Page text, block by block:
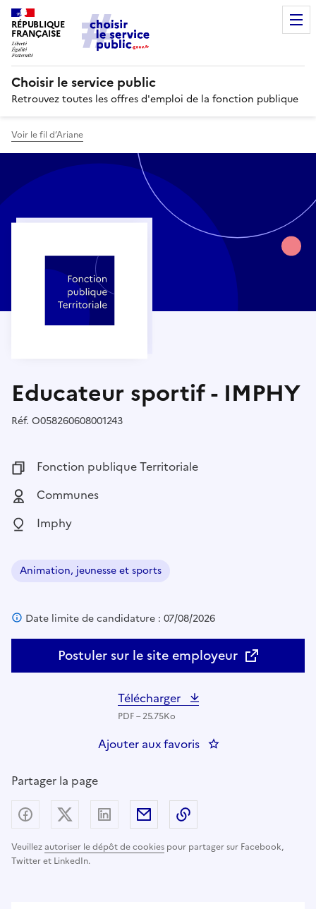
RÉPUBLIQUE
FRANÇAISE
Choisir le service public
Retrouvez toutes les offres d'emploi de la fonction publique
Voir le fil d’Ariane
Educateur sportif - IMPHY
Réf. Référence :
O058260608001243
Fonction publique :
Fonction publique Territoriale
Employeur :
Communes
Localisation :
Imphy
Domaine :
Animation, jeunesse et sports
Postuler sur le site employeur
Date limite de candidature : 07/08/2026
Télécharger
PDF – 25.75Ko
Ajouter aux favoris : Educateur sportif -
Partager la page
Veuillezautoriser le dépôt de cookies pour partager sur Facebook,
Twitter et LinkedIn.
Partager sur Facebook
Partager sur X (anciennement Twitter) -
Partager sur LinkedIn
Partager par email